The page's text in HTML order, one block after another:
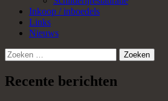
Inkoop / inboedels
Links
Nieuws
Zoeken
naar:
Recente berichten